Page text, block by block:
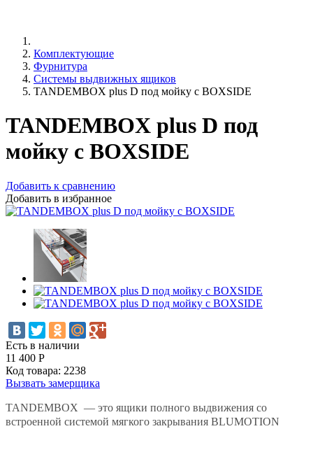
Комплектующие
Фурнитура
Системы выдвижных ящиков
TANDEMBOX plus D под мойку с BOXSIDE
TANDEMBOX plus D под
мойку с BOXSIDE
Добавить к сравнению
Добавить в избранное
Есть в наличии
11 400 Р
Код товара: 2238
Вызвать замерщика
TANDEMBOX — это ящики полного выдвижения со
встроенной системой мягкого закрывания BLUMOTION